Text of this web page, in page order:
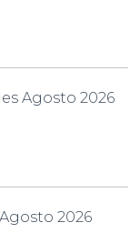
Agosto 2026
2026